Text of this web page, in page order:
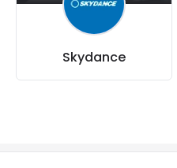
Skydance